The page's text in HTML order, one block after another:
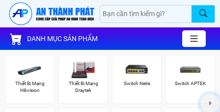
DANH MỤC SẢN PHẨM
Thiết Bị Mạng
Hikvision
Thiết Bị Mạng
Draytek
Switch Netis Switch APTEK